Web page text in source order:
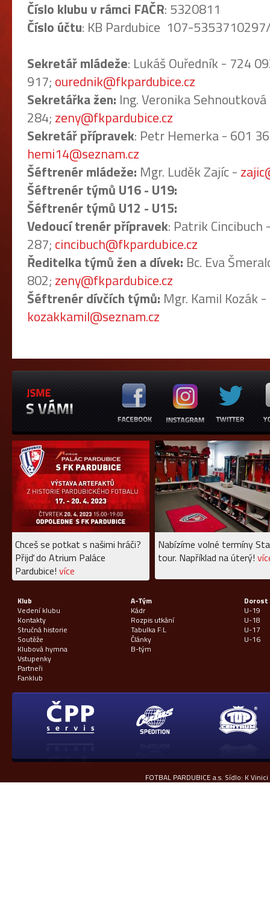
Číslo klubu v rámci FAČR: 5320811
Číslo účtu: KB Pardubice 107-
Sekretář mládeže: Lukáš Ouředník - 724
917; ourednik@fkpardubice.cz
Sekretářka žen: Ing. Veronika
284; zeny@fkpardubice.cz
Sekretář přípravek: Petr Hemerka - 601
hemi14@seznam.cz
Šéftrenér mládeže: Mgr. Luděk Zajíc -
Šéftrenér týmů U16 - U19:
Šéftrenér týmů U12 - U15:
Vedoucí trenér přípravek: Patrik Cincibuch
287; cincibuch@fkpardubice.cz
Ředitelka týmů žen a dívek: Bc. Eva
802; zeny@fkpardubice.cz
Šéftrenér dívčích týmů: Mgr. Kamil Kozák
kozakkamil@seznam.cz
Chceš se potkat s našimi hráči?
Přijď do Atrium Paláce
Pardubice! více
Nabízíme volné termíny
tour. Například na úterý!
Klub
Vedení klubu
Kontakty
Stručná historie
Soutěže
Klubová hymna
Vstupenky
Partneři
Fanklub
A-Tým
Kádr
Rozpis utkání
Tabulka F:L
Články
B-tým
Dorost
U-19
U-18
U-17
U-16
FOTBAL PARDUBICE a.s. Sídlo: K